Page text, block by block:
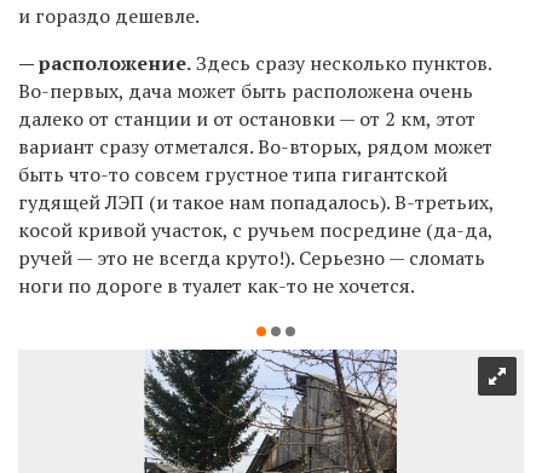
и гораздо дешевле.
— расположение.Здесь сразу несколько пунктов.
Во-первых, дача может быть расположена очень
далеко от станции и от остановки — от 2 км, этот
вариант сразу отметался. Во-вторых, рядом может
быть что-то совсем грустное типа гигантской
гудящей ЛЭП (и такое нам попадалось). В-третьих,
косой кривой участок, с ручьем посредине (да-да,
ручей — это не всегда круто!). Серьезно — сломать
ноги по дороге в туалет как-то не хочется.